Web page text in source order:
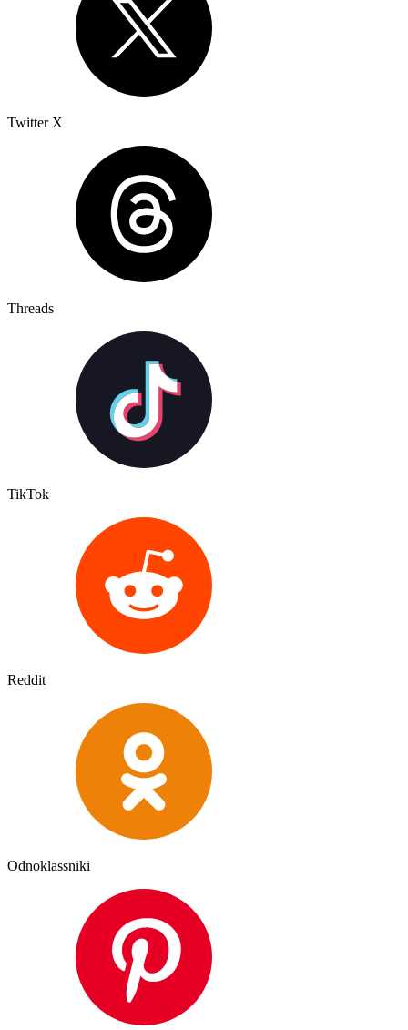
Twitter X
Threads
TikTok
Reddit
Odnoklassniki